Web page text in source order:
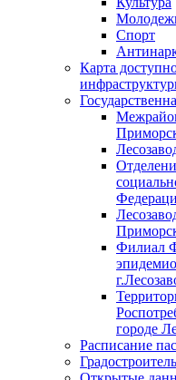
Спорт
Карта
Филиал
городе
Расписание